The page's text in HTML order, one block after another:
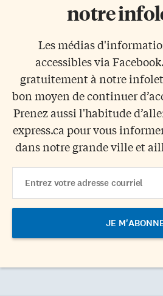
notre
Les médias
accessibles via
gratuitement à notre
bon moyen de continuer
Prenez aussi l'habitude
express.ca pour vous
dans notre grande ville et
Address